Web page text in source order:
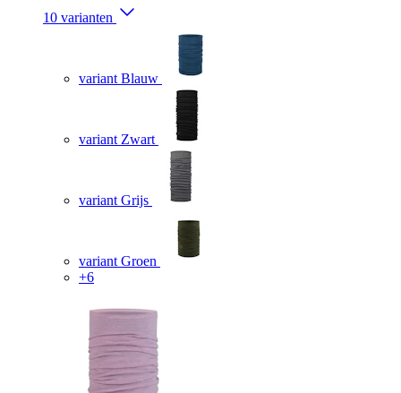
10 varianten
variant Blauw
variant Zwart
variant Grijs
variant Groen
+6